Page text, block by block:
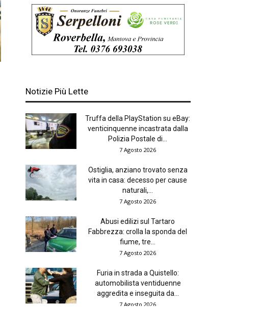
Notizie Più Lette
Truffa della PlayStation su eBay:
venticinquenne incastrata dalla
Polizia Postale di...
7 Agosto 2026
Ostiglia, anziano trovato senza
vita in casa: decesso per cause
naturali,...
7 Agosto 2026
Abusi edilizi sul Tartaro
Fabbrezza: crolla la sponda del
fiume, tre...
7 Agosto 2026
Furia in strada a Quistello:
automobilista ventiduenne
aggredita e inseguita da...
7 Agosto 2026